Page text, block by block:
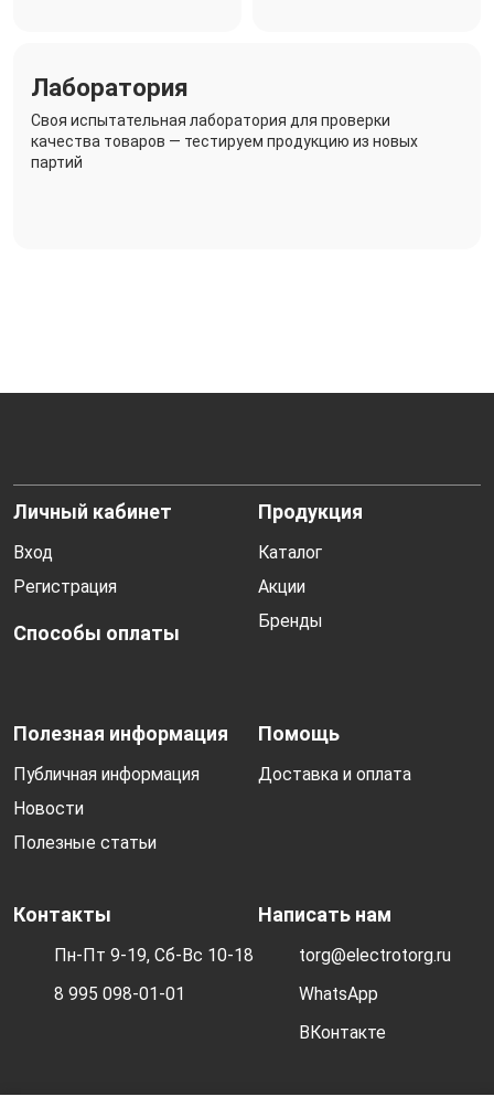
Лаборатория
Своя испытательная лаборатория для проверки
качества товаров — тестируем продукцию из новых
партий
Личный кабинет
Вход
Регистрация
Способы оплаты
Продукция
Каталог
Акции
Бренды
Полезная информация
Публичная информация
Новости
Полезные статьи
Помощь
Доставка и оплата
Контакты
Пн-Пт 9-19, Сб-Вс 10-18
8 995 098-01-01
Написать нам
torg@electrotorg.ru
WhatsApp
ВКонтакте